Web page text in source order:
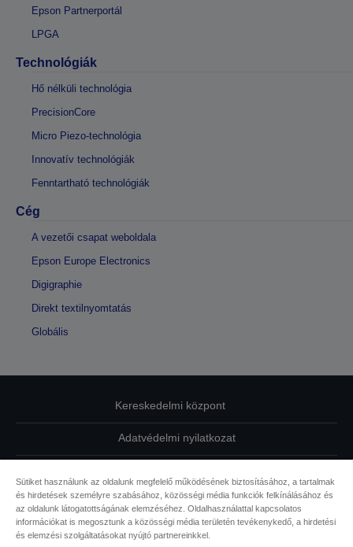
Epson Partnerportál
LPGA
Technológiák
Hő nélküli technológia
PrecisionCore
Micro Piezo-technológia
Innovatív technológiák
Fenntartható technológiák
Cég
A vezetői csapat weboldala
Epson Europe Electronics
Digigraphie
Direkt textilnyomtatás
Globális
Kereskedelmi központ
Adatvédelmi nyilatkozat
Kapcsolatfelvétel
Sütikkel kapcsolatos információk
Sütiket használunk az oldalunk megfelelő működésének biztosításához, a tartalmak
és hirdetések személyre szabásához, közösségi média funkciók felkínálásához és
az oldalunk látogatottságának elemzéséhez. Oldalhasználattal kapcsolatos
információkat is megosztunk a közösségi média területén tevékenykedő, a hirdetési
és elemzési szolgáltatásokat nyújtó partnereinkkel.